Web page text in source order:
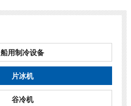
船用制冷设备
片冰机
谷冷机